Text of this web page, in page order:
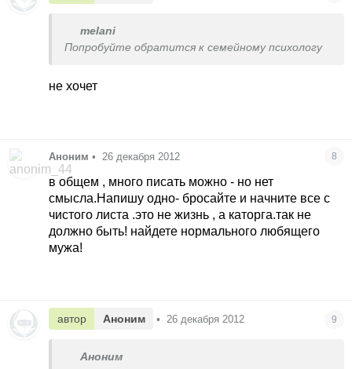
melani
Попробуйте обратится к семейному психологу
не хочет
Аноним • 26 декабря 2012 8
в общем , много писать можно - но нет
смысла.Напишу одно- бросайте и начните все с
чистого листа .это не жизнь , а каторга.так не
должно быть! найдете нормального любящего
мужа!
автор Аноним • 26 декабря 2012 9
Аноним